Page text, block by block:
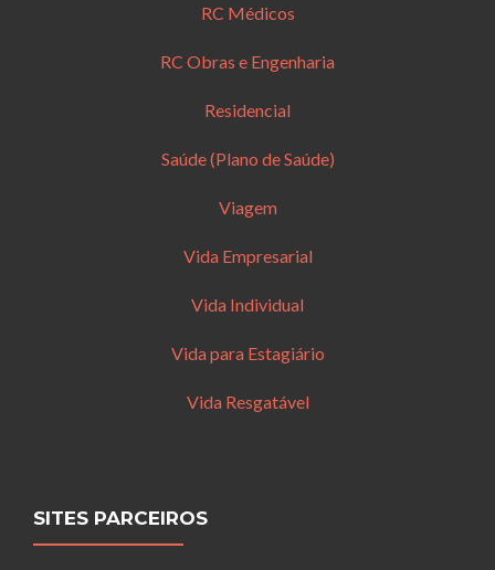
RC Médicos
RC Obras e Engenharia
Residencial
Saúde (Plano de Saúde)
Viagem
Vida Empresarial
Vida Individual
Vida para Estagiário
Vida Resgatável
SITES PARCEIROS